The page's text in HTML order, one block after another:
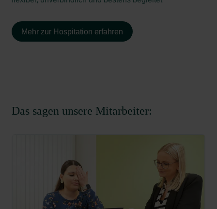
Mehr zur Hospitation erfahren
Das sagen unsere Mitarbeiter: